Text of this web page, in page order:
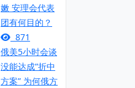
嫩 安理会代表
团有何目的？
871
俄美5小时会谈
没能达成“折中
方案” 为何俄方